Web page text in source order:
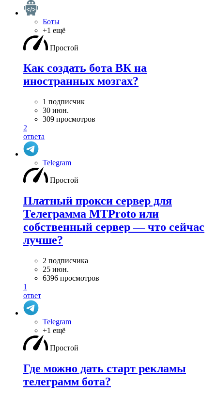
Боты
+1 ещё
Простой
Как создать бота ВК на
иностранных мозгах?
1 подписчик
30 июн.
309 просмотров
2
ответа
Telegram
Простой
Платный прокси сервер для
Телеграмма MTProto или
собственный сервер — что сейчас
лучше?
2 подписчика
25 июн.
6396 просмотров
1
ответ
Telegram
+1 ещё
Простой
Где можно дать старт рекламы
телеграмм бота?